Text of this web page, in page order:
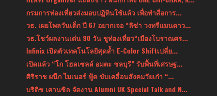
กรมการท่องเที่ยวส่งมอบปฏิทินใช้แล้ว เพื่อทำสื่อการ...
วธ. เผยโพลวันเด็ก ปี 67 อยากเจอ “ลิซ่า วงทรีแมนดาว...
วธ.โชว์ผลงานเด่น 90 วัน ชูท่องเที่ยว“เมืองโบราณศร...
Infinix เปิดตัวเทคโนโลยีสุดล้ำ E-Color Shiftเปลี่ย...
เปิดแล้ว “โก โฮลเซลล์ อมตะ ชลบุรี” รับพื้นที่เศรษฐ...
ศิริราช ผนึก ไมเนอร์ ฟู้ด ขับเคลื่อนสังคมวัยเก๋า “...
บริติช เคานซิล จัดงาน Alumni UK Special Talk and N...